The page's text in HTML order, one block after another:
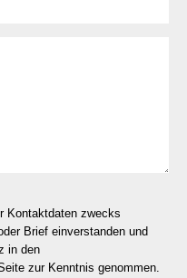
Kontaktdaten zwecks
Brief einverstanden und
in den
zur Kenntnis genommen.